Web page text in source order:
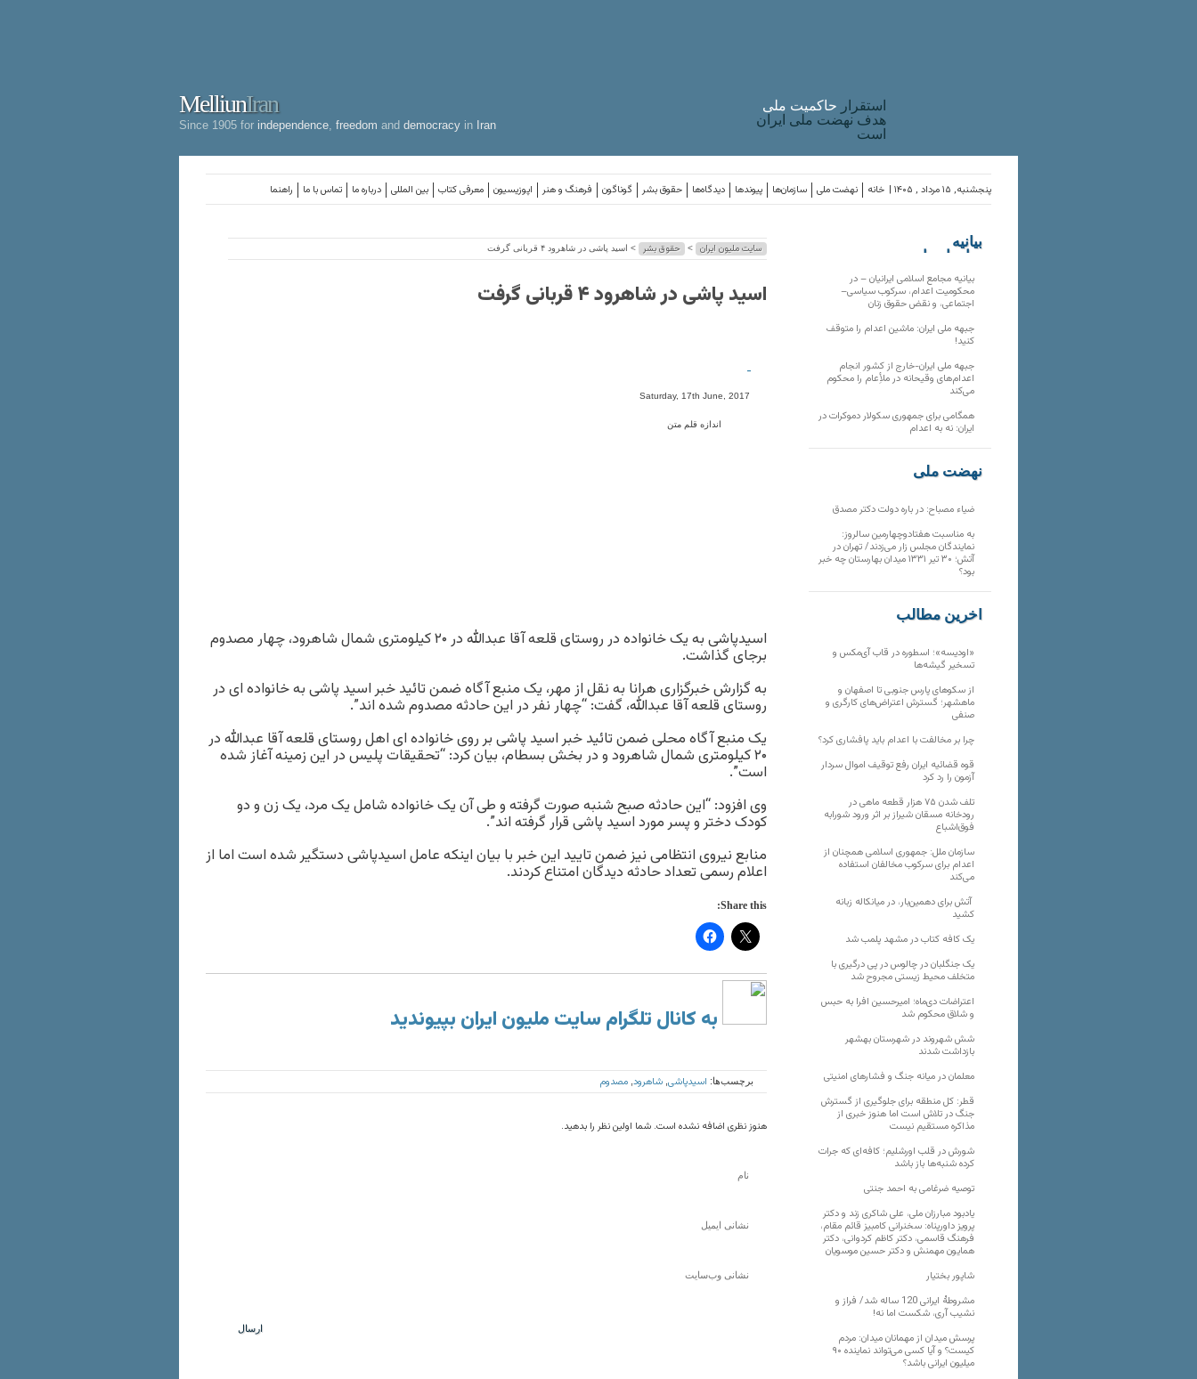
MelliunIran
Since 1905 for independence freedom and democracy in Iran
استقرار حاکميت ملی
هدف نهضت ملی ایران
است
راهنما تماس با ما درباره ما بین المللی معرفی کتاب اپوزیسیون فرهنگ و هنر گوناگون حقوق بشر دیدگاه‌ها پیوندها سازمان‌ها نهضت ملی خانه پنجشنبه, ۱۵ مرداد , ۱۴۰۵ |
سایت ملیون ایران > حقوق بشر > اسید پاشی در شاهرود ۴ قربانی گرفت
اسید پاشی در شاهرود ۴ قربانی گرفت
-
Saturday, 17th June, 2017
اندازه قلم متن
اسیدپاشی به یک خانواده در روستای قلعه آقا عبدالله در ۲۰ کیلومتری شمال شاهرود، چهار مصدوم
برجای گذاشت.
به گزارش خبرگزاری هرانا به نقل از مهر، یک منبع آگاه ضمن تائید خبر اسید پاشی به خانواده ای در
روستای قلعه آقا عبدالله، گفت: “چهار نفر در این حادثه مصدوم شده اند”.
یک منبع آگاه محلی ضمن تائید خبر اسید پاشی بر روی خانواده ای اهل روستای قلعه آقا عبدالله در
۲۰ کیلومتری شمال شاهرود و در بخش بسطام، بیان کرد: “تحقیقات پلیس در این زمینه آغاز شده
است”.
وی افزود: “این حادثه صبح شنبه صورت گرفته و طی آن یک خانواده شامل یک مرد، یک زن و دو
کودک دختر و پسر مورد اسید پاشی قرار گرفته اند”.
منابع نیروی انتظامی نیز ضمن تایید این خبر با بیان اینکه عامل اسیدپاشی دستگیر شده است اما از
اعلام رسمی تعداد حادثه دیدگان امتناع کردند.
Share this:
به کانال تلگرام سایت ملیون ایران بپیوندید
برچسب‌ها: اسیدپاشی شاهرود مصدوم
هنوز نظری اضافه نشده است. شما اولین نظر را بدهید.
بیانیه
سازمان‌های
بیانیه مجامع اسلامی ایرانیان – در
محکومیت اعدام، سرکوب سیاسی–
اجتماعی، و نقض حقوق زنان
جبهه ملی ایران: ماشین اعدام را متوقف
کنید!
جبهه ملی ایران-خارج از کشور انجام
اعدام‌های وقیحانه در ملأِعام را محکوم
می‌کند
همگامی برای جمهوری سکولار دموکرات در
ایران: نه به اعدام
نهضت ملی
ضیاء مصباح: در باره دولت دکتر مصدق
به مناسبت هفتادوچهارمین سالروز:
نمایندگان مجلس زار می‌زدند/ تهران در
آتش؛ ۳۰ تیر ۱۳۳۱ میدان بهارستان چه خبر
بود؟
آخرین مطالب
«اودیسه»؛ اسطوره در قاب آی‌مکس و
تسخیر گیشه‌ها
از سکوهای پارس جنوبی تا اصفهان و
ماهشهر؛ گسترش اعتراض‌های کارگری و
صنفی
چرا بر مخالفت با اعدام باید پافشاری کرد؟
قوه قضائیه ایران رفع توقیف اموال سردار
آزمون را رد کرد
تلف شدن ۷۵ هزار قطعه ماهی در
رودخانه مسقان شیراز بر اثر ورود شورابه
فوق‌اشباع
سازمان ملل: جمهوری اسلامی همچنان از
اعدام برای سرکوب مخالفان استفاده
می‌کند
آتش برای دهمین‌بار، در میانکاله زبانه
کشید
یک کافه کتاب در مشهد پلمب شد
یک جنگلبان در چالوس در پی درگیری با
متخلف محیط زیستی مجروح شد
اعتراضات دی‌ماه؛ امیرحسین افرا به حبس
و شلاق محکوم شد
شش شهروند در شهرستان بهشهر
بازداشت شدند
معلمان در میانه جنگ و فشارهای امنیتی
قطر: کل منطقه برای جلوگیری از گسترش
جنگ در تلاش است اما هنوز خبری از
مذاکره مستقیم نیست
شورش در قلب اورشلیم؛ کافه‌ای که جرات
کرده شنبه‌ها باز باشد
توصیه ضرغامی به احمد جنتی
یادبود مبارزان ملی، علی شاکری زند و دکتر
پرویز داورپناه: سخنرانی کامبیز قائم مقام،
فرهنگ قاسمی، دکتر کاظم کردوانی، دکتر
همایون مهمنش و دکتر حسین موسویان
شاپور بختیار
مشروطۀ ایرانی 120 ساله شد/ فراز و
نشیب آری، شکست اما نه!
پرسش میدان از مهمانان میدان: مردم
کیست؟ و آیا کسی می‌تواند نماینده ۹۰
میلیون ایرانی باشد؟